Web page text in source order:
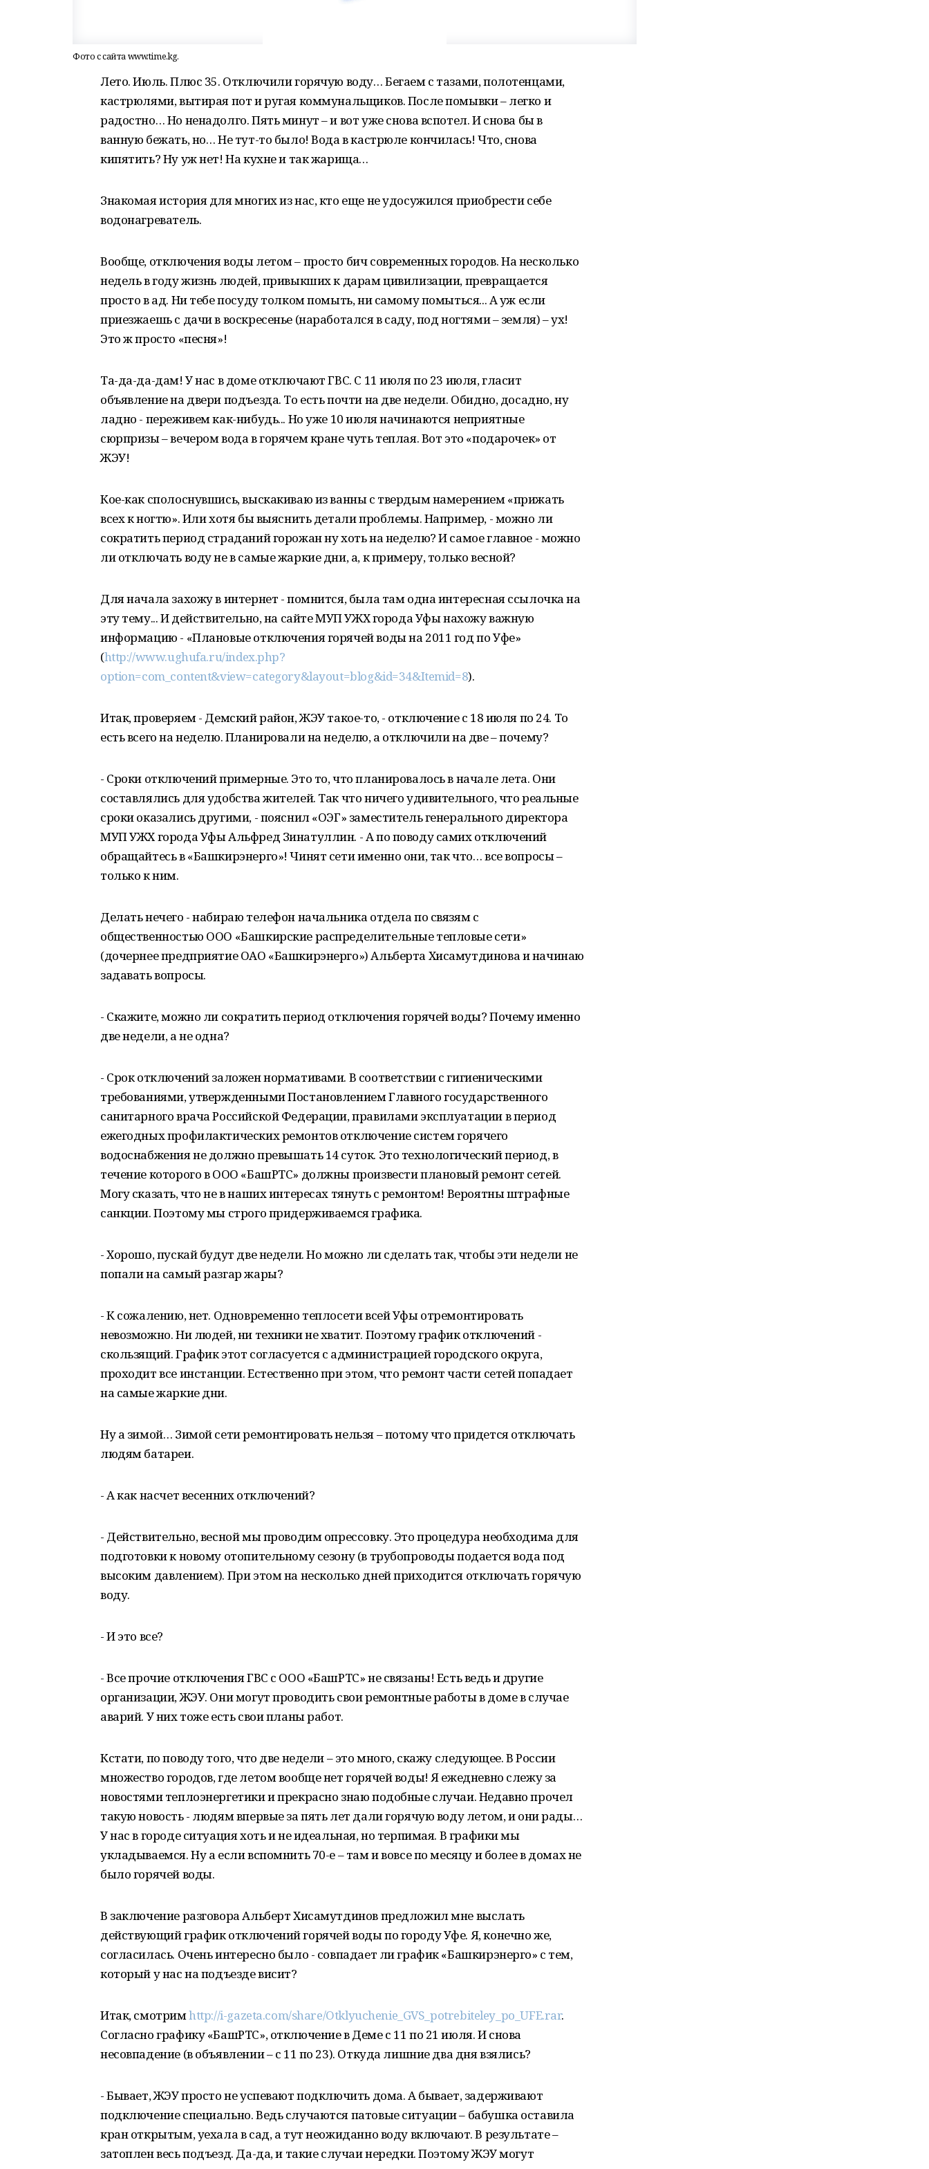
Фото с сайта www.time.kg.
Лето. Июль. Плюс 35. Отключили горячую воду… Бегаем с тазами, полотенцами,
кастрюлями, вытирая пот и ругая коммунальщиков. После помывки – легко и
радостно… Но ненадолго. Пять минут – и вот уже снова вспотел. И снова бы в
ванную бежать, но… Не тут-то было! Вода в кастрюле кончилась! Что, снова
кипятить? Ну уж нет! На кухне и так жарища…
Знакомая история для многих из нас, кто еще не удосужился приобрести себе
водонагреватель.
Вообще, отключения воды летом – просто бич современных городов. На несколько
недель в году жизнь людей, привыкших к дарам цивилизации, превращается
просто в ад. Ни тебе посуду толком помыть, ни самому помыться... А уж если
приезжаешь с дачи в воскресенье (наработался в саду, под ногтями – земля) – ух!
Это ж просто «песня»!
Та-да-да-дам! У нас в доме отключают ГВС. С 11 июля по 23 июля, гласит
объявление на двери подъезда. То есть почти на две недели. Обидно, досадно, ну
ладно - переживем как-нибудь... Но уже 10 июля начинаются неприятные
сюрпризы – вечером вода в горячем кране чуть теплая. Вот это «подарочек» от
ЖЭУ!
Кое-как сполоснувшись, выскакиваю из ванны с твердым намерением «прижать
всех к ногтю». Или хотя бы выяснить детали проблемы. Например, - можно ли
сократить период страданий горожан ну хоть на неделю? И самое главное - можно
ли отключать воду не в самые жаркие дни, а, к примеру, только весной?
Для начала захожу в интернет - помнится, была там одна интересная ссылочка на
эту тему... И действительно, на сайте МУП УЖХ города Уфы нахожу важную
информацию - «Плановые отключения горячей воды на 2011 год по Уфе»
(http://www.ughufa.ru/index.php?
option=com_content&view=category&layout=blog&id=34&Itemid=8).
Итак, проверяем - Демский район, ЖЭУ такое-то, - отключение с 18 июля по 24. То
есть всего на неделю. Планировали на неделю, а отключили на две – почему?
- Сроки отключений примерные. Это то, что планировалось в начале лета. Они
составлялись для удобства жителей. Так что ничего удивительного, что реальные
сроки оказались другими, - пояснил «ОЭГ» заместитель генерального директора
МУП УЖХ города Уфы Альфред Зинатуллин. - А по поводу самих отключений
обращайтесь в «Башкирэнерго»! Чинят сети именно они, так что… все вопросы –
только к ним.
Делать нечего - набираю телефон начальника отдела по связям с
общественностью ООО «Башкирские распределительные тепловые сети»
(дочернее предприятие ОАО «Башкирэнерго») Альберта Хисамутдинова и начинаю
задавать вопросы.
- Скажите, можно ли сократить период отключения горячей воды? Почему именно
две недели, а не одна?
- Срок отключений заложен нормативами. В соответствии с гигиеническими
требованиями, утвержденными Постановлением Главного государственного
санитарного врача Российской Федерации, правилами эксплуатации в период
ежегодных профилактических ремонтов отключение систем горячего
водоснабжения не должно превышать 14 суток. Это технологический период, в
течение которого в ООО «БашРТС» должны произвести плановый ремонт сетей.
Могу сказать, что не в наших интересах тянуть с ремонтом! Вероятны штрафные
санкции. Поэтому мы строго придерживаемся графика.
- Хорошо, пускай будут две недели. Но можно ли сделать так, чтобы эти недели не
попали на самый разгар жары?
- К сожалению, нет. Одновременно теплосети всей Уфы отремонтировать
невозможно. Ни людей, ни техники не хватит. Поэтому график отключений -
скользящий. График этот согласуется с администрацией городского округа,
проходит все инстанции. Естественно при этом, что ремонт части сетей попадает
на самые жаркие дни.
Ну а зимой… Зимой сети ремонтировать нельзя – потому что придется отключать
людям батареи.
- А как насчет весенних отключений?
- Действительно, весной мы проводим опрессовку. Это процедура необходима для
подготовки к новому отопительному сезону (в трубопроводы подается вода под
высоким давлением). При этом на несколько дней приходится отключать горячую
воду.
- И это все?
- Все прочие отключения ГВС с ООО «БашРТС» не связаны! Есть ведь и другие
организации, ЖЭУ. Они могут проводить свои ремонтные работы в доме в случае
аварий. У них тоже есть свои планы работ.
Кстати, по поводу того, что две недели – это много, скажу следующее. В России
множество городов, где летом вообще нет горячей воды! Я ежедневно слежу за
новостями теплоэнергетики и прекрасно знаю подобные случаи. Недавно прочел
такую новость - людям впервые за пять лет дали горячую воду летом, и они рады…
У нас в городе ситуация хоть и не идеальная, но терпимая. В графики мы
укладываемся. Ну а если вспомнить 70-е – там и вовсе по месяцу и более в домах не
было горячей воды.
В заключение разговора Альберт Хисамутдинов предложил мне выслать
действующий график отключений горячей воды по городу Уфе. Я, конечно же,
согласилась. Очень интересно было - совпадает ли график «Башкирэнерго» с тем,
который у нас на подъезде висит?
Итак, смотримhttp://i-gazeta.com/share/Otklyuchenie_GVS_potrebiteley_po_UFE.rar.
Согласно графику «БашРТС», отключение в Деме с 11 по 21 июля. И снова
несовпадение (в объявлении – с 11 по 23). Откуда лишние два дня взялись?
- Бывает, ЖЭУ просто не успевают подключить дома. А бывает, задерживают
подключение специально. Ведь случаются патовые ситуации – бабушка оставила
кран открытым, уехала в сад, а тут неожиданно воду включают. В результате –
затоплен весь подъезд. Да-да, и такие случаи нередки. Поэтому ЖЭУ могут